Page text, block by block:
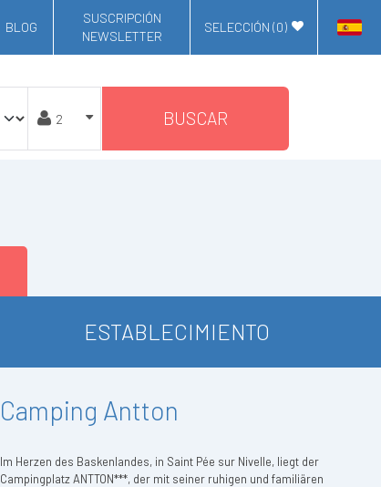
BLOG
SUSCRIPCIÓN
NEWSLETTER
SELECCIÓN (0)
BUSCAR
ESTABLECIMIENTO
Camping Antton
Im Herzen des Baskenlandes, in Saint Pée sur Nivelle, liegt der
Campingplatz ANTTON***, der mit seiner ruhigen und familiären